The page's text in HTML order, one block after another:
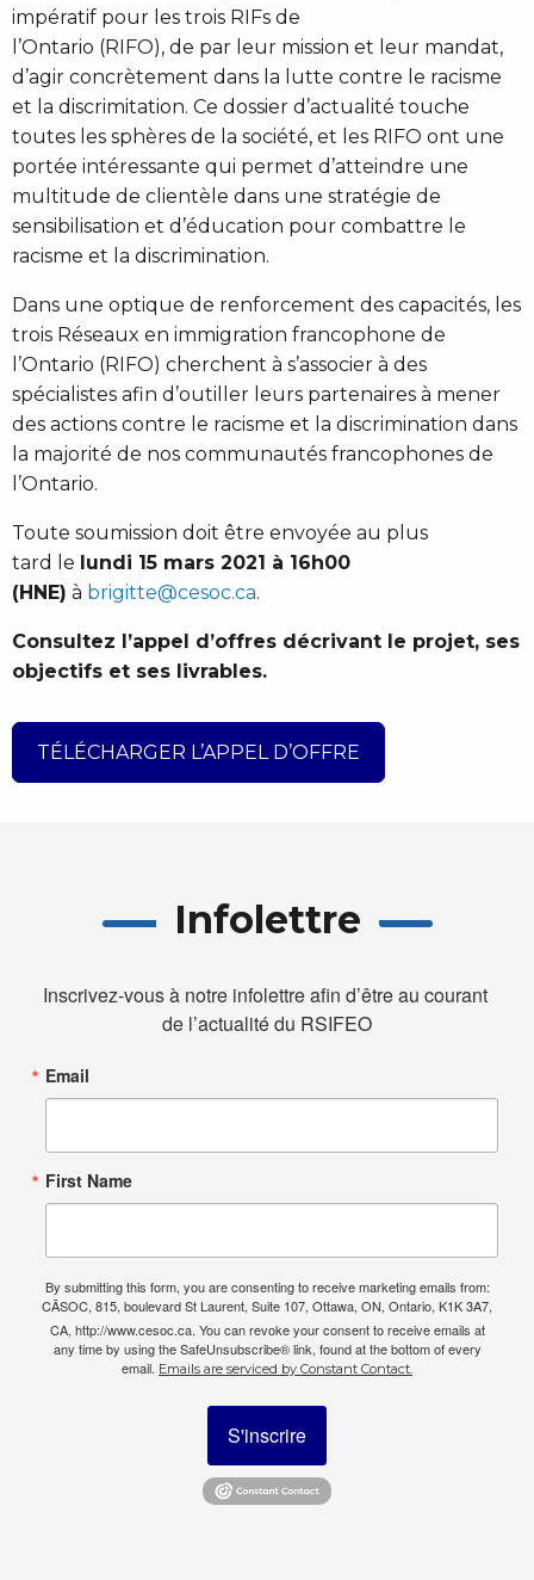
impératif pour les trois RIFs de
l’Ontario (RIFO), de par leur mission et leur mandat,
d’agir concrètement dans la lutte contre le racisme
et la discrimitation. Ce dossier d’actualité touche
toutes les sphères de la société, et les RIFO ont une
portée intéressante qui permet d’atteindre une
multitude de clientèle dans une stratégie de
sensibilisation et d’éducation pour combattre le
racisme et la discrimination.
Dans une optique de renforcement des capacités, les
trois Réseaux en immigration francophone de
l’Ontario (RIFO) cherchent à s’associer à des
spécialistes afin d’outiller leurs partenaires à mener
des actions contre le racisme et la discrimination dans
la majorité de nos communautés francophones de
l’Ontario.
Toute soumission doit être envoyée au plus
tard le lundi 15 mars 2021 à 16h00
(HNE) à brigitte@cesoc.ca.
Consultez l’appel d’offres décrivant le projet, ses
objectifs et ses livrables.
TÉLÉCHARGER L’APPEL D’OFFRE
Infolettre
Inscrivez-vous à notre infolettre afin d’être au courant
de l’actualité du RSIFEO
Email
First Name
By submitting this form, you are consenting to receive marketing emails from:
CÃSOC, 815, boulevard St Laurent, Suite 107, Ottawa, ON, Ontario, K1K 3A7,
CA, http://www.cesoc.ca. You can revoke your consent to receive emails at
any time by using the SafeUnsubscribe® link, found at the bottom of every
email. Emails are serviced by Constant Contact.
S'inscrire